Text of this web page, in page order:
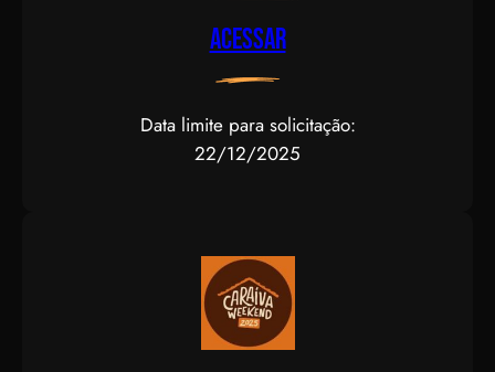
Acessar
Data limite para solicitação:
22/12/2025